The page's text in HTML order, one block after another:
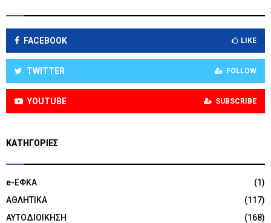
FACEBOOK LIKE
TWITTER FOLLOW
YOUTUBE SUBSCRIBE
KΑΤΗΓΟΡΊΕΣ
e-ΕΦΚΑ
(1)
ΑΘΛΗΤΙΚΑ
(117)
ΑΥΤΟΔΙΟΙΚΗΣΗ
(168)